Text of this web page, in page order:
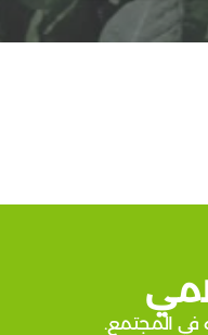
في المجتمع.